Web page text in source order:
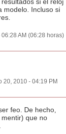
modelo. Incluso si
AM (06:28 horas)
20, 2010 - 04:19 PM
feo. De hecho,
que no